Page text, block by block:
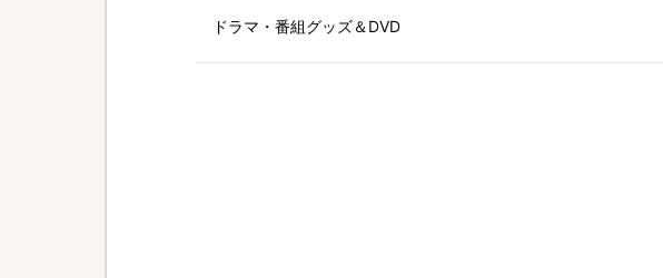
ドラマ・番組グッズ＆DVD